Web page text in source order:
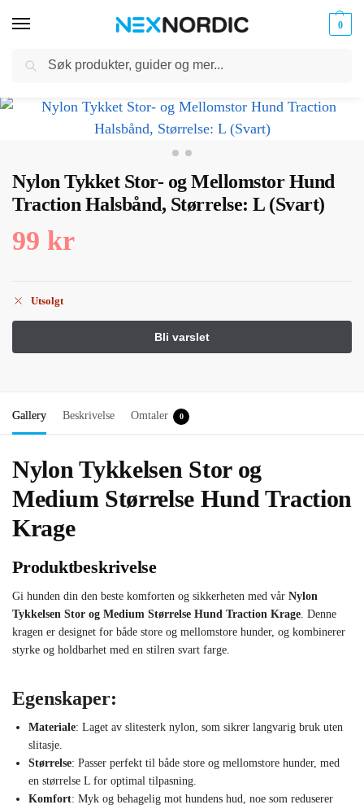
0
til
Kabler
Nylon Tykket Stor- og Mellomstor Hund
Traction Halsbånd, Størrelse: L (Svart)
99 kr
Utsolgt
Gallery Beskrivelse Omtaler 0
Nylon Tykkelsen Stor og
Medium Størrelse Hund Traction
Krage
Produktbeskrivelse
Gi hunden din den beste komforten og sikkerheten med vår Nylon
Tykkelsen Stor og Medium Størrelse Hund Traction Krage. Denne
kragen er designet for både store og mellomstore hunder, og kombinerer
styrke og holdbarhet med en stilren svart farge.
Egenskaper:
Materiale: Laget av slitesterk nylon, som sikrer langvarig bruk uten
slitasje.
Størrelse: Passer perfekt til både store og mellomstore hunder, med
en størrelse L for optimal tilpasning.
Komfort: Myk og behagelig mot hundens hud, noe som reduserer